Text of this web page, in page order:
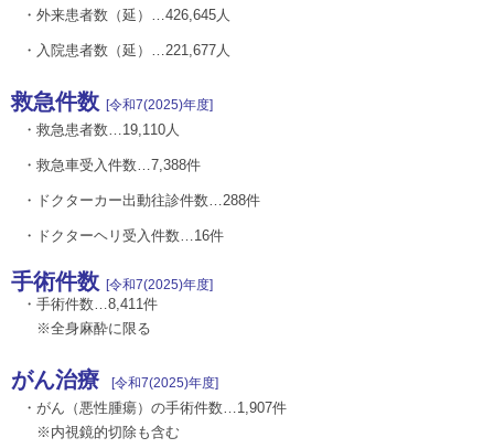
・外来患者数（延）…426,645人
・入院患者数（延）…221,677人
救急件数 [令和7(2025)年度]
・救急患者数…19,110人
・救急車受入件数…7,388件
・ドクターカー出動往診件数…288件
・ドクターヘリ受入件数…16件
手術件数 [令和7(2025)年度]
・手術件数…8,411件
※全身麻酔に限る
がん治療 [令和7(2025)年度]
・がん（悪性腫瘍）の手術件数…1,907件
※内視鏡的切除も含む